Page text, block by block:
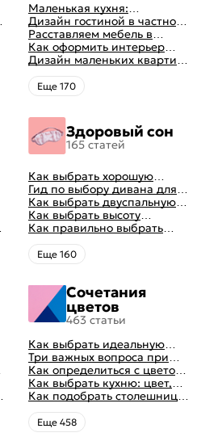
Маленькая кухня:
планировка, стили, цвет и
рисунок, реальные фото
Дизайн гостиной в частном
доме: 50 вариантов с фото
Расставляем мебель в
гостиной: главные правила
рациональной планировки
Как оформить интерьер
однокомнатной квартиры:
47 классных идей с фото
Дизайн маленьких квартир:
10 идей для дизайна
интерьера с фото
Eще 170
Здоровый сон
165 статей
Как выбрать хорошую
кровать для сна
Гид по выбору дивана для
сна
Как выбрать двуспальную
кровать и матрас
правильно: советы и фото в
интерьере
Как выбрать высоту
матраса
Как правильно выбрать
ортопедический матрас
Eще 160
Сочетания
цветов
463 статьи
Как выбрать идеальную
планировку для кухни
Три важных вопроса при
выборе кухни: готовка,
посуда, комфорт
Как определиться с цветом
кухни: светлые, темные,
яркие
Как выбрать кухню: цвет,
планировка, аксессуары
Как подобрать столешницу
для кухни по цвету
Eще 458